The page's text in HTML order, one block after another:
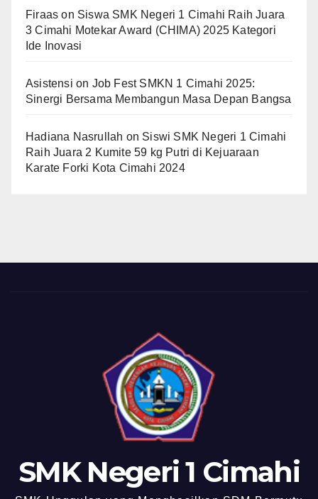
Firaas on Siswa SMK Negeri 1 Cimahi Raih Juara
3 Cimahi Motekar Award (CHIMA) 2025 Kategori
Ide Inovasi
Asistensi on Job Fest SMKN 1 Cimahi 2025:
Sinergi Bersama Membangun Masa Depan Bangsa
Hadiana Nasrullah on Siswi SMK Negeri 1 Cimahi
Raih Juara 2 Kumite 59 kg Putri di Kejuaraan
Karate Forki Kota Cimahi 2024
SMK Negeri 1 Cimahi